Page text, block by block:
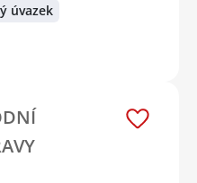
úvazek